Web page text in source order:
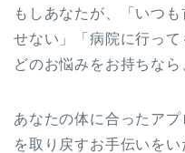
もしあなたが、「いつ
せない」「病院に行っ
どのお悩みをお持ちなら
あなたの体に合ったア
を取り戻すお手伝いをい